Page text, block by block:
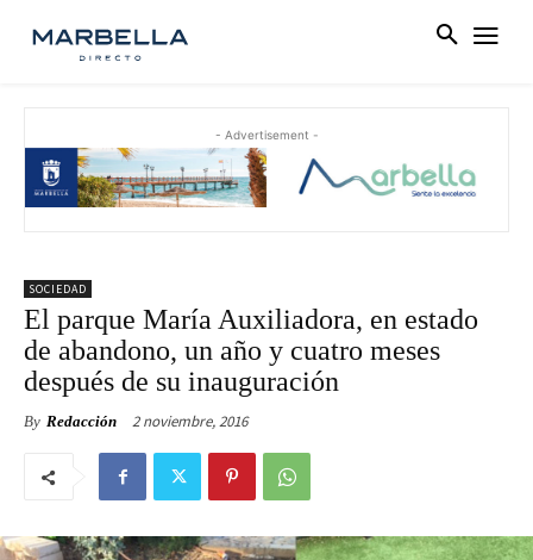
- Advertisement -
SOCIEDAD
El parque María Auxiliadora, en estado
de abandono, un año y cuatro meses
después de su inauguración
By Redacción 2 noviembre, 2016